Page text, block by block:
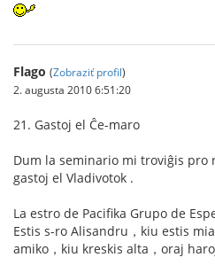
Flago (Zobraziť profil)
2. augusta 2010 6:51:20
21. Gastoj el Ĉe-maro
Dum la seminario mi troviĝis pro
gastoj el Vladivotok .
La estro de Pacifika Grupo de
Estis s-ro Alisandru，kiu estis
amiko，kiu kreskis alta，oraj